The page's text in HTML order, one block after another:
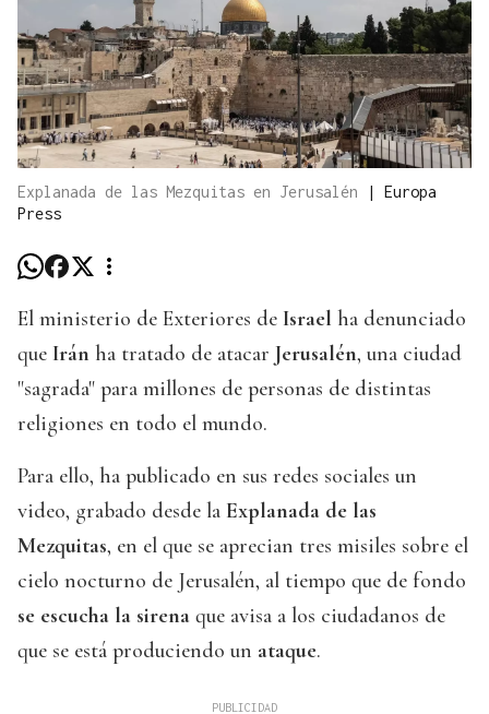
Explanada de las Mezquitas en Jerusalén | Europa
Press
El ministerio de Exteriores de Israel ha denunciado
que Irán ha tratado de atacar Jerusalén, una ciudad
"sagrada" para millones de personas de distintas
religiones en todo el mundo.
Para ello, ha publicado en sus redes sociales un
video, grabado desde la Explanada de las
Mezquitas, en el que se aprecian tres misiles sobre el
cielo nocturno de Jerusalén, al tiempo que de fondo
se escucha la sirena que avisa a los ciudadanos de
que se está produciendo un ataque.